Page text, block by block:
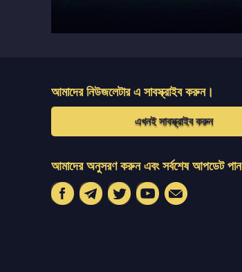
আমাদের নিউজলেটার এ সাবস্ক্রাইব করুন।
এখনই সাবস্ক্রাইব করুন
আমাদের অনুসরণ করুন এবং সর্বশেষ আপডেট পান